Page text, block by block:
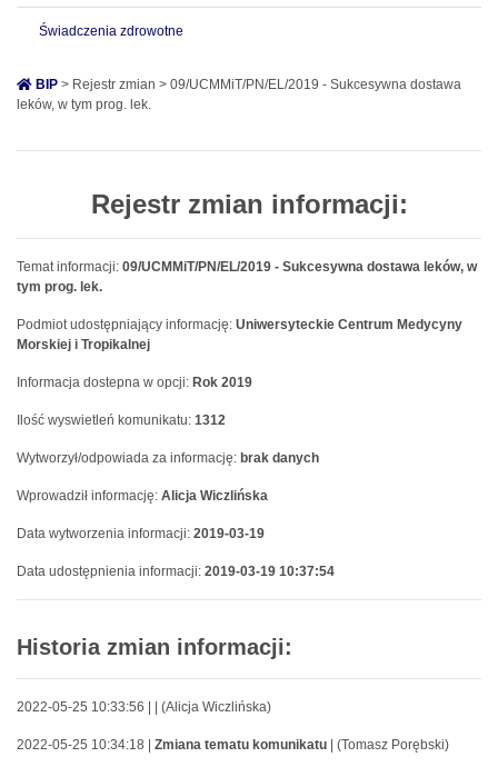
Świadczenia zdrowotne
BIP > Rejestr zmian > 09/UCMMiT/PN/EL/2019 - Sukcesywna dostawa
leków, w tym prog. lek.
Rejestr zmian informacji:
Temat informacji: 09/UCMMiT/PN/EL/2019 - Sukcesywna dostawa leków, w
tym prog. lek.
Podmiot udostępniający informację: Uniwersyteckie Centrum Medycyny
Morskiej i Tropikalnej
Informacja dostepna w opcji: Rok 2019
Ilość wyswietleń komunikatu: 1312
Wytworzył/odpowiada za informację: brak danych
Wprowadził informację: Alicja Wiczlińska
Data wytworzenia informacji: 2019-03-19
Data udostępnienia informacji: 2019-03-19 10:37:54
Historia zmian informacji:
2022-05-25 10:33:56 | | (Alicja Wiczlińska)
2022-05-25 10:34:18 | Zmiana tematu komunikatu | (Tomasz Porębski)